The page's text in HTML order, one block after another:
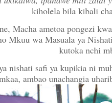
kiholela bila kibali
Macha ametoa pongezi
Mkuu wa Masuala ya
kutoka nchi
nishati safi ya kupikia ni
ambao unachangia